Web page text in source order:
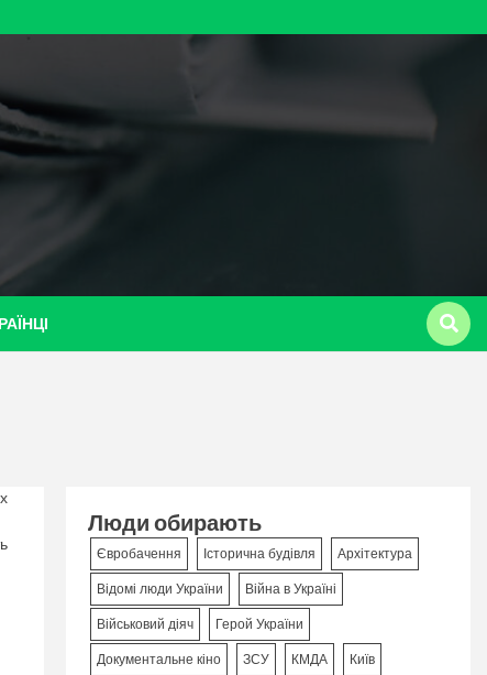
Люди обирають
Євробачення Історична будівля Архітектура
Відомі люди України Війна в Україні
Військовий діяч Герой України
Документальне кіно ЗСУ КМДА Київ